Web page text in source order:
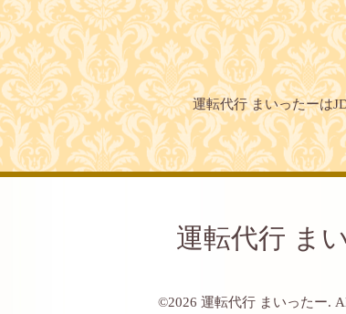
運転代行 まいったーは
運転代行 ま
©2026 運転代行 まいったー.